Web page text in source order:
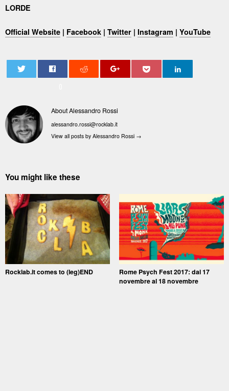
LORDE
Official Website | Facebook | Twitter | Instagram | YouTube
About Alessandro Rossi
alessandro.rossi@rocklab.it
View all posts by Alessandro Rossi →
You might like these
Rocklab.it comes to (leg)END
Rome Psych Fest 2017: dal 17
novembre al 18 novembre